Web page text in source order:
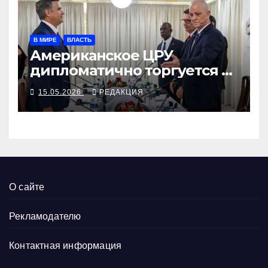
В МИРЕ ВЛАСТЬ
Американское ЦРУ
дипломатично торгуется с
кубинским МВД, Минюст
возбуждает дело против
Кастро-младшего
15.05.2026 РЕДАКЦИЯ
О сайте
Рекламодателю
Контактная информация